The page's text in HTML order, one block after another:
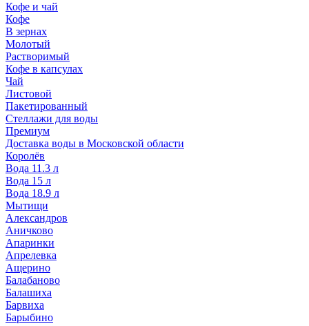
Кофе и чай
Кофе
В зернах
Молотый
Растворимый
Кофе в капсулах
Чай
Листовой
Пакетированный
Стеллажи для воды
Премиум
Доставка воды в Московской области
Королёв
Вода 11.3 л
Вода 15 л
Вода 18.9 л
Мытищи
Александров
Аничково
Апаринки
Апрелевка
Ащерино
Балабаново
Балашиха
Барвиха
Барыбино